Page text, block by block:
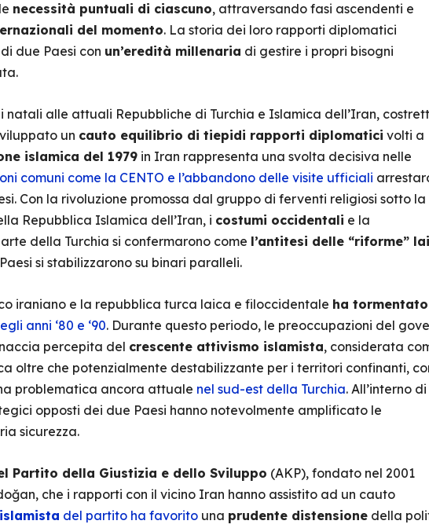
necessità puntuali di ciascuno, attraversando fasi ascendenti e
del momento. La storia dei loro rapporti diplomatici
due Paesi con un’eredità millenaria di gestire i propri bisogni
natali alle attuali Repubbliche di Turchia e Islamica dell’Iran,
un cauto equilibrio di tiepidi rapporti diplomatici volti a
islamica del 1979in Iran rappresenta una svolta decisiva nelle
comuni come la CENTO e l’abbandono delle visite ufficiali
Con la rivoluzione promossa dal gruppo di ferventi religiosi sotto la
Repubblica Islamica dell’Iran, i costumi occidentali e la
della Turchia si confermarono come l’antitesi delle “riforme”
si stabilizzarono su binari paralleli.
iraniano e la repubblica turca laica e filoccidentale ha
anni ‘80 e ‘90. Durante questo periodo, le preoccupazioni del
percepita del crescente attivismo islamista, considerata
oltre che potenzialmente destabilizzante per i territori confinanti,
problematica ancora attuale nel sud-est della Turchia. All’interno di
opposti dei due Paesi hanno notevolmente amplificato le
sicurezza.
Partito della Giustizia e dello Sviluppo (AKP), fondato nel 2001
che i rapporti con il vicino Iran hanno assistito ad un cauto
del partito ha favoritouna prudente distensionedella